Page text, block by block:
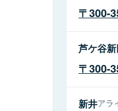
300-
芦ケ谷
300-
新井アラ